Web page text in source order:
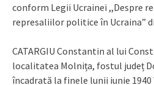
conform Legii Ucrainei ,,Despre
represaliilor politice în Ucraina”
CATARGIU Constantin al lui
localitatea Molnița, fostul județ
încadrată la finele lunii iunie